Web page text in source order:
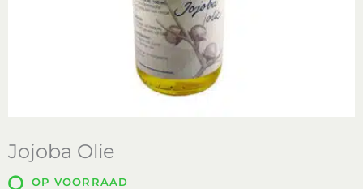
Jojoba Olie
OP VOORRAAD